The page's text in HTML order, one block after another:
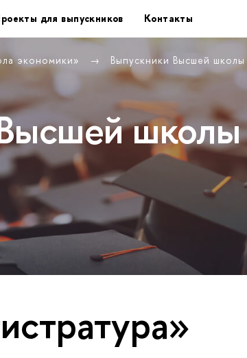
для выпускников Контакты
экономики» Выпускники Высшей
школы